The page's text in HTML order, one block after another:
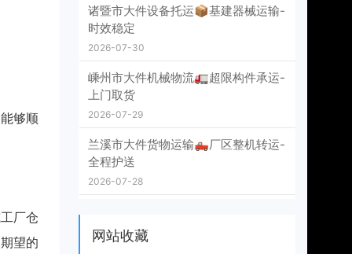
够顺
厂仓
望的
诸暨市大件设备托运📦基建器械运输-
时效稳定
2026-07-30
嵊州市大件机械物流🚛超限构件承运-
上门取货
2026-07-29
兰溪市大件货物运输🛻厂区整机转运-
全程护送
2026-07-28
网站收藏